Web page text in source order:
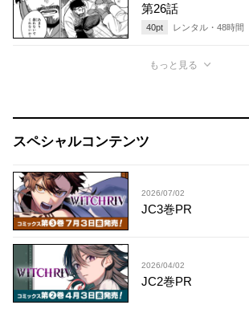
第26話
40pt レンタル・ 48時間
もっと見る
スペシャルコンテンツ
2026/07/02
JC3巻PR
2026/04/02
JC2巻PR